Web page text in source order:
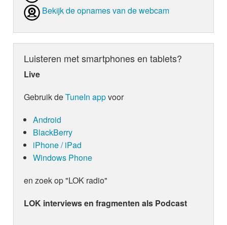
Bekijk de opnames van de webcam
Luisteren met smartphones en tablets?
Live
Gebruik deTuneIn appvoor
Android
BlackBerry
iPhone / iPad
Windows Phone
en zoek op "LOK radio"
LOK interviews en fragmenten als Podcast